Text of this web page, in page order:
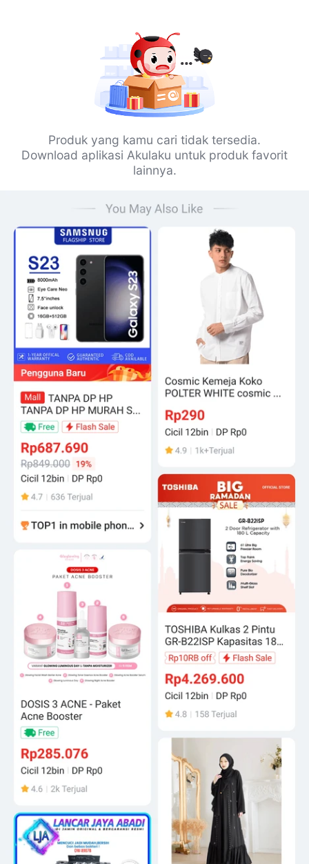
Produk yang kamu cari tidak tersedia.
Download aplikasi Akulaku untuk produk favorit
lainnya.